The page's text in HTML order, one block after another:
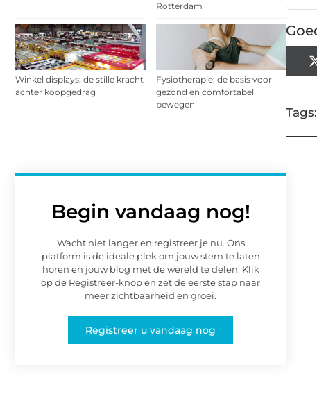
Rotterdam
Winkel displays: de stille kracht
achter koopgedrag
Fysiotherapie: de basis voor
gezond en comfortabel
bewegen
Begin vandaag nog!
Wacht niet langer en registreer je nu. Ons
platform is de ideale plek om jouw stem te laten
horen en jouw blog met de wereld te delen. Klik
op de Registreer-knop en zet de eerste stap naar
meer zichtbaarheid en groei.
Registreer u vandaag nog
Tags: